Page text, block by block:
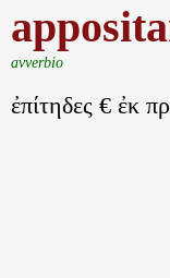
avverbio
ἐπίτηδες € ἐκ